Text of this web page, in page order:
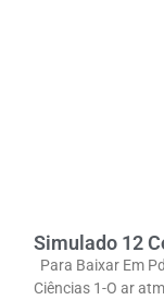
Simulado 12
Para Baixar Em
Ciências 1-O ar